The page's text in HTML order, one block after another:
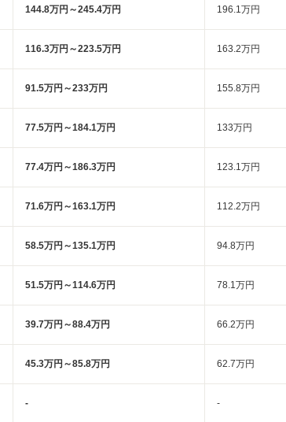
144.8万円～245.4万円 196.1万円
116.3万円～223.5万円 163.2万円
91.5万円～233万円 155.8万円
77.5万円～184.1万円 133万円
77.4万円～186.3万円 123.1万円
71.6万円～163.1万円 112.2万円
58.5万円～135.1万円 94.8万円
51.5万円～114.6万円 78.1万円
39.7万円～88.4万円 66.2万円
45.3万円～85.8万円 62.7万円
- -